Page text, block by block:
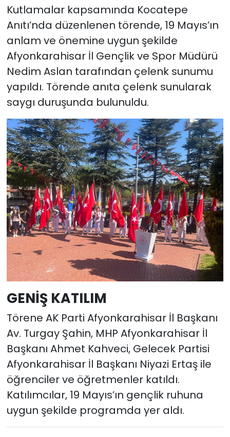
Kutlamalar kapsamında Kocatepe
Anıtı’nda düzenlenen törende, 19 Mayıs’ın
anlam ve önemine uygun şekilde
Afyonkarahisar İl Gençlik ve Spor Müdürü
Nedim Aslan tarafından çelenk sunumu
yapıldı. Törende anıta çelenk sunularak
saygı duruşunda bulunuldu.
GENİŞ KATILIM
Törene AK Parti Afyonkarahisar İl Başkanı
Av. Turgay Şahin, MHP Afyonkarahisar İl
Başkanı Ahmet Kahveci, Gelecek Partisi
Afyonkarahisar İl Başkanı Niyazi Ertaş ile
öğrenciler ve öğretmenler katıldı.
Katılımcılar, 19 Mayıs’ın gençlik ruhuna
uygun şekilde programda yer aldı.